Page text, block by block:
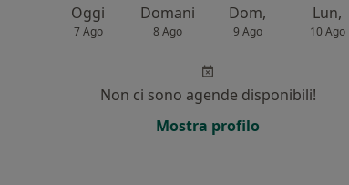
Oggi
7 Ago
Domani
8 Ago
Dom,
9 Ago
Lun,
10 Ago
Non ci sono agende disponibili!
Mostra profilo